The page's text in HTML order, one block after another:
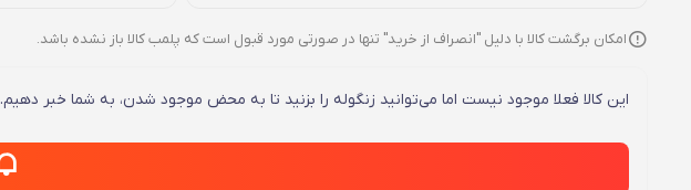
امکان برگشت کالا با دلیل "انصراف از خرید" تنها در صورتی مورد قبول است که پلمب کالا باز نشده باشد.
این کالا فعلا موجود نیست اما می‌توانید زنگوله را بزنید تا به محض موجود شدن، به شما خبر دهیم.